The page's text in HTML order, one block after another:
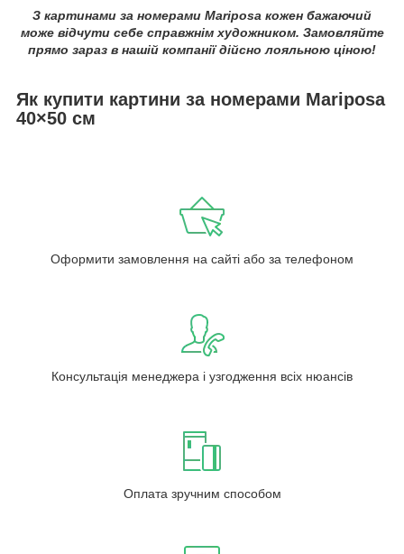
З картинами за номерами Mariposa кожен бажаючий
може відчути себе справжнім художником. Замовляйте
прямо зараз в нашій компанії дійсно лояльною ціною!
Як купити картини за номерами Mariposa
40×50 см
Оформити замовлення на сайті або за телефоном
Консультація менеджера і узгодження всіх нюансів
Оплата зручним способом